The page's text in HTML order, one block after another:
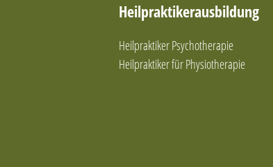
Heilpraktikerausbildung
Heilpraktiker Psychotherapie
Heilpraktiker für Physiotherapie